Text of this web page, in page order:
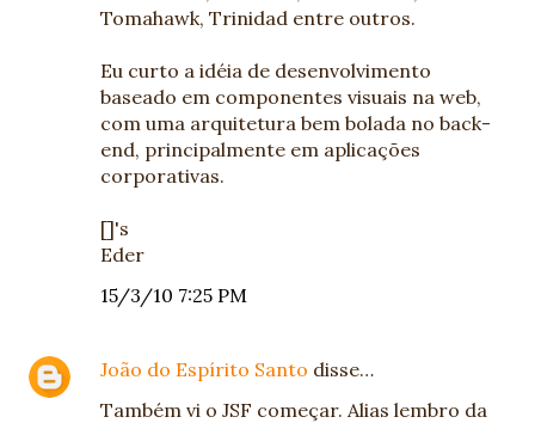
Tomahawk, Trinidad entre outros.
Eu curto a idéia de desenvolvimento
baseado em componentes visuais na web,
com uma arquitetura bem bolada no back-
end, principalmente em aplicações
corporativas.
[]'s
Eder
15/3/10 7:25 PM
João do Espírito Santo disse…
Também vi o JSF começar. Alias lembro da